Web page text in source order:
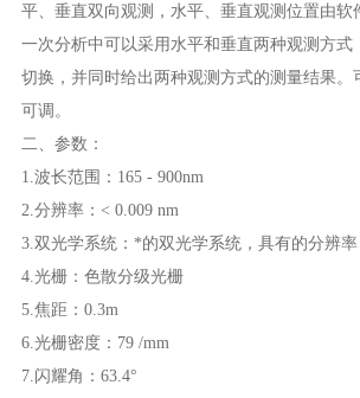
平、垂直双向观测，水平、垂直观测位置由软
一次分析中可以采用水平和垂直两种观测方式
切换，并同时给出两种观测方式的测量结果。
可调。
二、参数：
1.波长范围：165 - 900nm
2.分辨率：< 0.009 nm
3.双光学系统：*的双光学系统，具有的分辨率
4.光栅：色散分级光栅
5.焦距：0.3m
6.光栅密度：79 /mm
7.闪耀角：63.4°